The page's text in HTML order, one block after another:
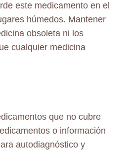
este medicamento en el
húmedos. Mantener
obsoleta ni los
cualquier medicina
que no cubre
o información
autodiagnóstico y